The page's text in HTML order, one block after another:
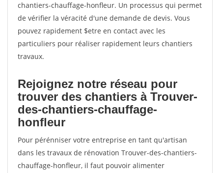
chantiers-chauffage-honfleur. Un processus qui permet
de vérifier la véracité d'une demande de devis. Vous
pouvez rapidement $etre en contact avec les
particuliers pour réaliser rapidement leurs chantiers
travaux.
Rejoignez notre réseau pour
trouver des chantiers à Trouver-
des-chantiers-chauffage-
honfleur
Pour pérénniser votre entreprise en tant qu'artisan
dans les travaux de rénovation Trouver-des-chantiers-
chauffage-honfleur, il faut pouvoir alimenter